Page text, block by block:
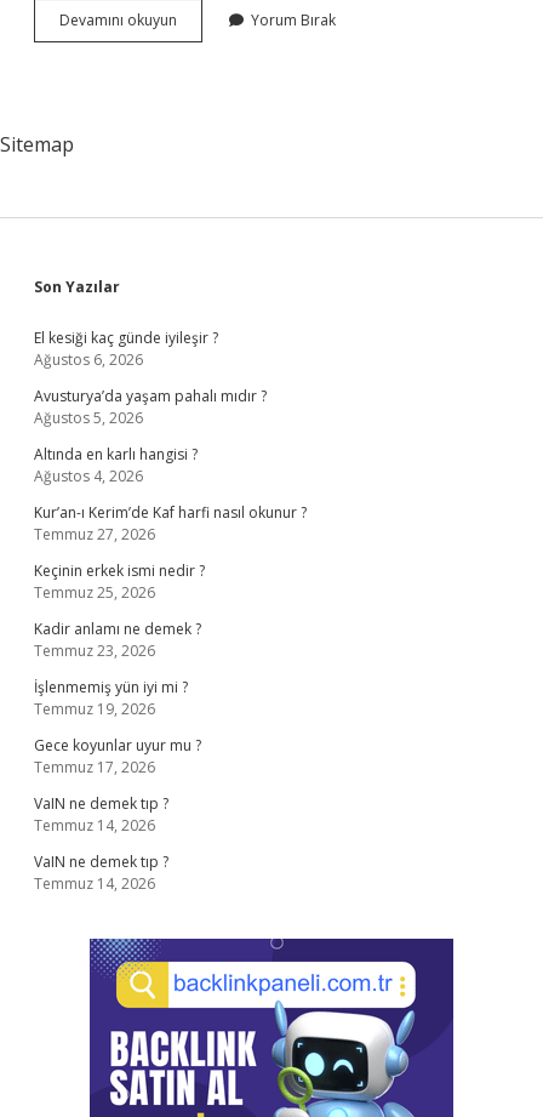
Devamını okuyun
Menekşesi
Yorum Bırak
Sitemap
Sidebar
Son Yazılar
El kesiği kaç günde iyileşir ?
Ağustos 6, 2026
Avusturya’da yaşam pahalı mıdır ?
Ağustos 5, 2026
Altında en karlı hangisi ?
Ağustos 4, 2026
Kur’an-ı Kerim’de Kaf harfi nasıl okunur ?
Temmuz 27, 2026
Keçinin erkek ismi nedir ?
Temmuz 25, 2026
Kadir anlamı ne demek ?
Temmuz 23, 2026
İşlenmemiş yün iyi mi ?
Temmuz 19, 2026
Gece koyunlar uyur mu ?
Temmuz 17, 2026
VaIN ne demek tıp ?
Temmuz 14, 2026
VaIN ne demek tıp ?
Temmuz 14, 2026